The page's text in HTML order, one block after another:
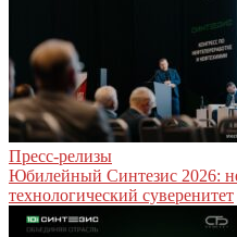
Пресс-релизы
Юбилейный Синтезис 2026:
технологический суверенитет